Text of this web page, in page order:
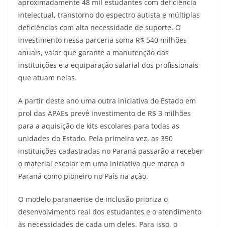
aproximadamente 48 mil estudantes com deficiência
intelectual, transtorno do espectro autista e múltiplas
deficiências com alta necessidade de suporte. O
investimento nessa parceria soma R$ 540 milhões
anuais, valor que garante a manutenção das
instituições e a equiparação salarial dos profissionais
que atuam nelas.
A partir deste ano uma outra iniciativa do Estado em
prol das APAEs prevê investimento de R$ 3 milhões
para a aquisição de kits escolares para todas as
unidades do Estado. Pela primeira vez, as 350
instituições cadastradas no Paraná passarão a receber
o material escolar em uma iniciativa que marca o
Paraná como pioneiro no País na ação.
O modelo paranaense de inclusão prioriza o
desenvolvimento real dos estudantes e o atendimento
às necessidades de cada um deles. Para isso, o